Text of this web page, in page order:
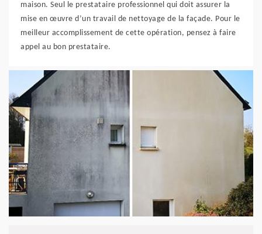
maison. Seul le prestataire professionnel qui doit assurer la
mise en œuvre d’un travail de nettoyage de la façade. Pour le
meilleur accomplissement de cette opération, pensez à faire
appel au bon prestataire.